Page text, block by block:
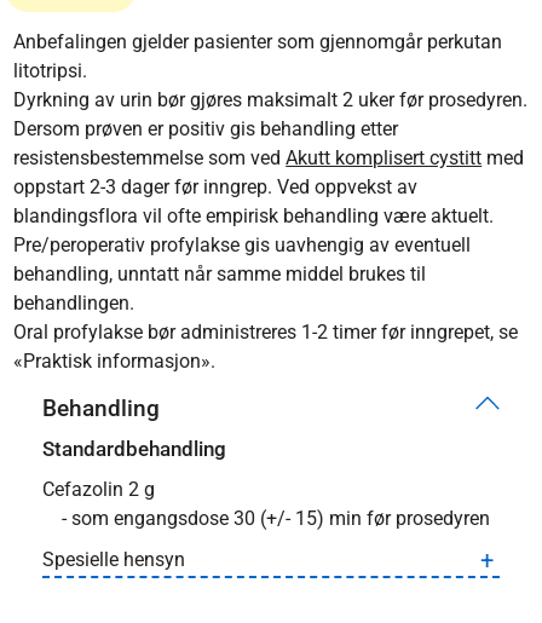
Anbefalingen gjelder pasienter som gjennomgår perkutan
litotripsi.
Dyrkning av urin bør gjøres maksimalt 2 uker før prosedyren.
Dersom prøven er positiv gis behandling etter
resistensbestemmelse som vedAkutt komplisert cystitt med
oppstart 2-3 dager før inngrep. Ved oppvekst av
blandingsflora vil ofte empirisk behandling være aktuelt.
Pre/peroperativ profylakse gis uavhengig av eventuell
behandling, unntatt når samme middel brukes til
behandlingen.
Oral profylakse bør administreres 1-2 timer før inngrepet, se
«Praktisk informasjon».
Behandling
Standardbehandling
Cefazolin 2 g
- som engangsdose 30 (+/- 15) min før prosedyren
Spesielle hensyn